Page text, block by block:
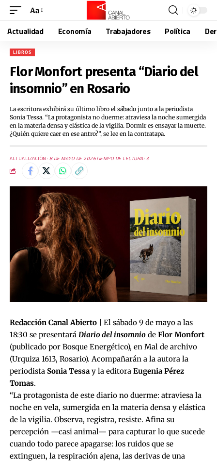
Aa
Actualidad Economía Trabajadores Política
LIBROS
Flor Monfort presenta “Diario del
insomnio” en Rosario
La escritora exhibirá su último libro el sábado junto a la periodista
Sonia Tessa. “La protagonista no duerme: atraviesa la noche sumergida
en la materia densa y elástica de la vigilia. Dormir es ensayar la muerte.
¿Quién quiere caer en ese antro?”, se lee en la contratapa.
ACTUALIZACIÓN: 8 DE MAYO DE 2026TIEMPO DE LECTURA: 3
Redacción Canal Abierto |
El sábado 9 de mayo a las
18:30 se presentará Diario del insomnio de Flor Monfort
(publicado por Bosque Energético), en Mal de archivo
(Urquiza 1613, Rosario). Acompañarán a la autora la
periodista Sonia Tessa y la editora Eugenia Pérez
Tomas.
“La protagonista de este diario no duerme: atraviesa la
noche en vela, sumergida en la materia densa y elástica
de la vigilia. Observa, registra, resiste. Afina su
percepción —casi animal— para capturar lo que sucede
cuando todo parece apagarse: los ruidos que se
extinguen, la respiración ajena, las derivas de una